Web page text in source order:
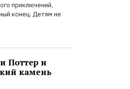
приключений,
конец. Детям не
Поттер и
камень